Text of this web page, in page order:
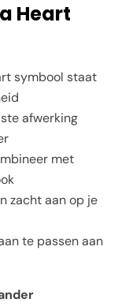
Heart
symbool staat
afwerking
met
zacht aan op je
te passen aan